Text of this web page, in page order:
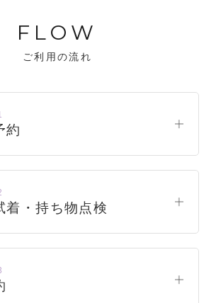
FLOW
ご利用の流れ
約
にご来店ください。
着・持ち物点検
振袖が見つかるまで、何着でも